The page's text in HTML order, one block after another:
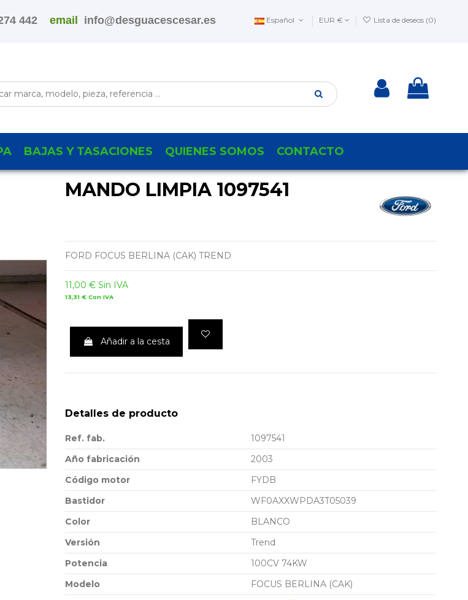
442 email info@desguacescesar.es Español EUR € Lista de deseos (0)
BAJAS Y TASACIONES QUIENES SOMOS CONTACTO
MANDO LIMPIA 1097541
FORD FOCUS BERLINA (CAK) TREND
11,00 € Sin IVA
13,31 € Con IVA
Añadir a la cesta
Detalles de producto
Ref. fab.
1097541
Año fabricación
2003
Código motor
FYDB
Bastidor
WF0AXXWPDA3T05039
Color
BLANCO
Versión
Trend
Potencia
100CV 74KW
Modelo
FOCUS BERLINA (CAK)